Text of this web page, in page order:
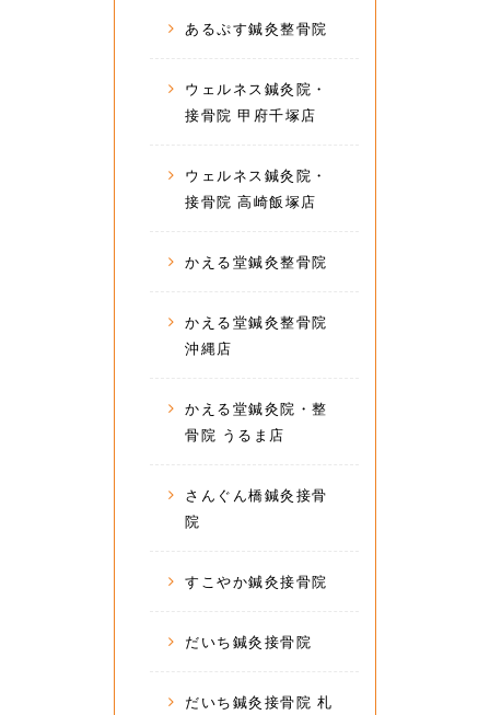
あるぷす鍼灸整骨院
ウェルネス鍼灸院・
接骨院 甲府千塚店
ウェルネス鍼灸院・
接骨院 高崎飯塚店
かえる堂鍼灸整骨院
かえる堂鍼灸整骨院
沖縄店
かえる堂鍼灸院・整
骨院 うるま店
さんぐん橋鍼灸接骨
院
すこやか鍼灸接骨院
だいち鍼灸接骨院
だいち鍼灸接骨院 札